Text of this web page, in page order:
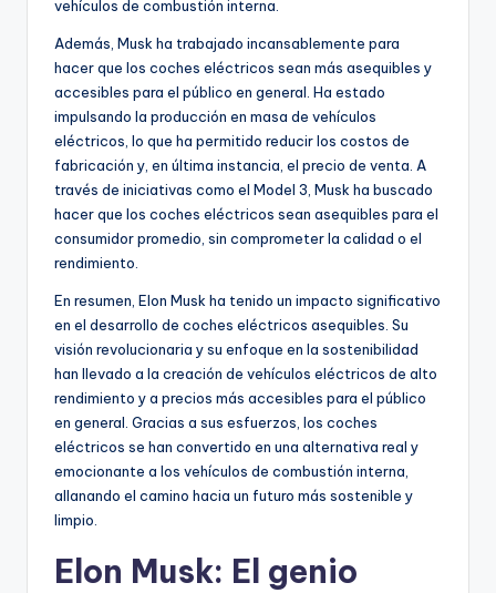
vehículos de combustión interna.
Además, Musk ha trabajado incansablemente para
hacer que los coches eléctricos sean más asequibles y
accesibles para el público en general. Ha estado
impulsando la producción en masa de vehículos
eléctricos, lo que ha permitido reducir los costos de
fabricación y, en última instancia, el precio de venta. A
través de iniciativas como el Model 3, Musk ha buscado
hacer que los coches eléctricos sean asequibles para el
consumidor promedio, sin comprometer la calidad o el
rendimiento.
En resumen, Elon Musk ha tenido un impacto significativo
en el desarrollo de coches eléctricos asequibles. Su
visión revolucionaria y su enfoque en la sostenibilidad
han llevado a la creación de vehículos eléctricos de alto
rendimiento y a precios más accesibles para el público
en general. Gracias a sus esfuerzos, los coches
eléctricos se han convertido en una alternativa real y
emocionante a los vehículos de combustión interna,
allanando el camino hacia un futuro más sostenible y
limpio.
Elon Musk: El genio